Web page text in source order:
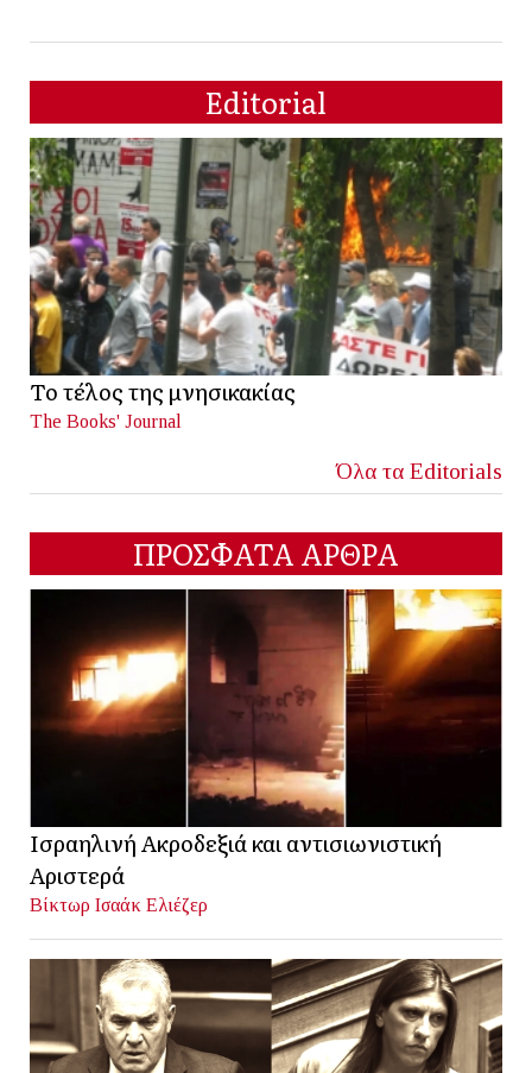
Editorial
Το τέλος της μνησικακίας
The Books' Journal
Όλα τα Editorials
ΠΡΟΣΦΑΤΑ ΑΡΘΡΑ
Ισραηλινή Ακροδεξιά και αντισιωνιστική
Αριστερά
Βίκτωρ Ισαάκ Ελιέζερ